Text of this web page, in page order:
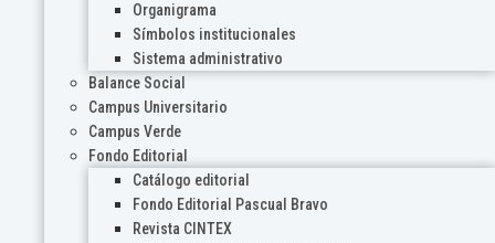
Organigrama
Símbolos institucionales
Sistema administrativo
Balance Social
Campus Universitario
Campus Verde
Fondo Editorial
Catálogo editorial
Fondo Editorial Pascual Bravo
Revista CINTEX